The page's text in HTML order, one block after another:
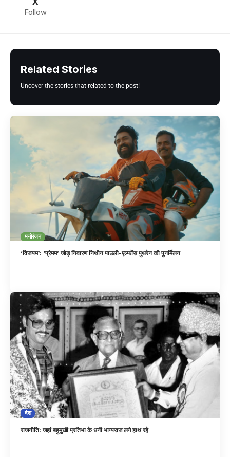
Follow
Related Stories
Uncover the stories that related to the post!
मनोरंजन
‘विजयम’: ‘प्रेमम’ जोड़ निवारण निथीन पाउली-एल्फोंस पुथरेन की पुनर्मिलन
देश
राजनीति: जहां बहुमुखी प्रतिभा के धनी भाग्यराज लगे हाथ रहे